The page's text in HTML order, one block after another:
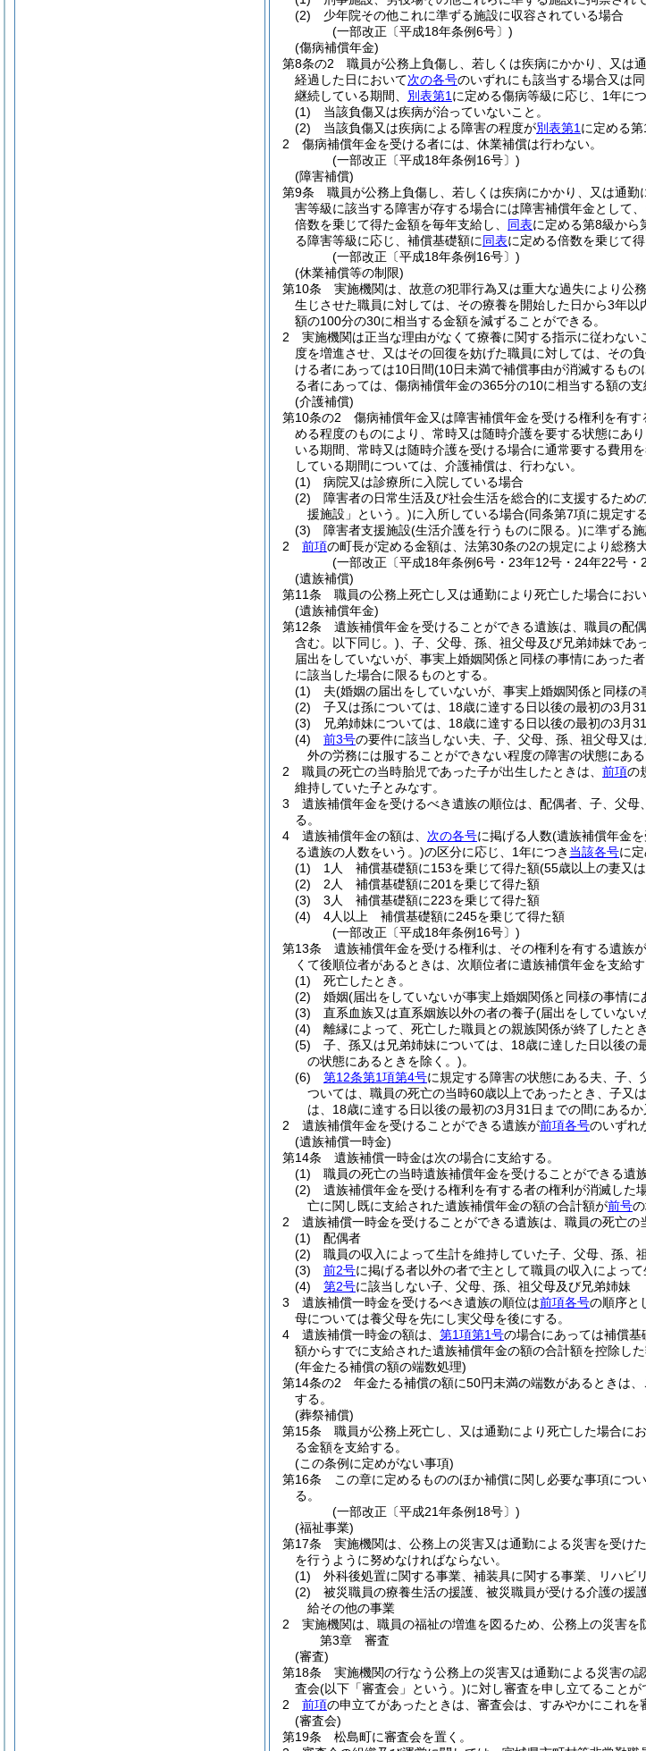
(2)
少年院その他これに準ずる施設に収容されている場合
(一部改正〔平成18年条例6号〕)
(傷病補償年金)
第8条の2
職員が公務上負傷し、若しくは疾病にかかり、又は
経過した日において次の各号のいずれにも該当する場合又は
継続している期間、 別表第1 に定める傷病等級に応じ、1年に
(1)
当該負傷又は疾病が治っていないこと。
(2)
当該負傷又は疾病による障害の程度が別表第1 に定める
2
傷病補償年金を受ける者には、休業補償は行わない。
(一部改正〔平成18年条例16号〕)
(障害補償)
第9条
職員が公務上負傷し、若しくは疾病にかかり、又は通
害等級に該当する障害が存する場合には障害補償年金として、
倍数を乗じて得た金額を毎年支給し、 同表に定める第8級から
る障害等級に応じ、補償基礎額に同表に定める倍数を乗じて
(一部改正〔平成18年条例16号〕)
(休業補償等の制限)
第10条
実施機関は、故意の犯罪行為又は重大な過失により公
生じさせた職員に対しては、その療養を開始した日から3年
額の100分の30に相当する金額を減ずることができる。
2
実施機関は正当な理由がなくて療養に関する指示に従わな
度を増進させ、又はその回復を妨げた職員に対しては、その
ける者にあっては10日間(10日未満で補償事由が消滅するも
る者にあっては、傷病補償年金の365分の10に相当する額の支
(介護補償)
第10条の2
傷病補償年金又は障害補償年金を受ける権利を有
める程度のものにより、常時又は随時介護を要する状態にあ
いる期間、常時又は随時介護を受ける場合に通常要する費用
している期間については、介護補償は、行わない。
(1)
病院又は診療所に入院している場合
(2)
障害者の日常生活及び社会生活を総合的に支援するため
援施設」という。)に入所している場合(同条第7項に規定す
(3)
障害者支援施設(生活介護を行うものに限る。)に準ずる
2
前項の町長が定める金額は、法第30条の2の規定により総務
(一部改正〔平成18年条例6号・23年12号・24年22号・
(遺族補償)
第11条
職員の公務上死亡し又は通勤により死亡した場合にお
(遺族補償年金)
第12条
遺族補償年金を受けることができる遺族は、職員の配
含む。以下同じ。) 、子、父母、孫、祖父母及び兄弟姉妹で
届出をしていないが、事実上婚姻関係と同様の事情にあった者
に該当した場合に限るものとする。
(1)
夫(婚姻の届出をしていないが、事実上婚姻関係と同様
(2)
子又は孫については、18歳に達する日以後の最初の3月
(3)
兄弟姉妹については、18歳に達する日以後の最初の3月
(4)
前3号の要件に該当しない夫、子、父母、孫、祖父母又は
外の労務には服することができない程度の障害の状態にある
2
職員の死亡の当時胎児であった子が出生したときは、 前項の
維持していた子とみなす。
3
遺族補償年金を受けるべき遺族の順位は、配偶者、子、父
る。
4
遺族補償年金の額は、 次の各号に掲げる人数(遺族補償年金
る遺族の人数をいう。)の区分に応じ、1年につき 当該各号に定
(1)
1人 補償基礎額に153を乗じて得た額(55歳以上の妻又は
(2)
2人 補償基礎額に201を乗じて得た額
(3)
3人 補償基礎額に223を乗じて得た額
(4)
4人以上 補償基礎額に245を乗じて得た額
(一部改正〔平成18年条例16号〕)
第13条
遺族補償年金を受ける権利は、その権利を有する遺族が
くて後順位者があるときは、次順位者に遺族補償年金を支給す
(1)
死亡したとき。
(2)
婚姻(届出をしていないが事実上婚姻関係と同様の事情に
(3)
直系血族又は直系姻族以外の者の養子(届出をしていない
(4)
離縁によって、死亡した職員との親族関係が終了したとき
(5)
子、孫又は兄弟姉妹については、18歳に達した日以後の
の状態にあるときを除く。)。
(6)
第12条第1項第4号に規定する障害の状態にある夫、子
ついては、職員の死亡の当時60歳以上であったとき、子又
は、18歳に達する日以後の最初の3月31日までの間にある
2
遺族補償年金を受けることができる遺族が前項各号のいずれ
(遺族補償一時金)
第14条
遺族補償一時金は次の場合に支給する。
(1)
職員の死亡の当時遺族補償年金を受けることができる遺
(2)
遺族補償年金を受ける権利を有する者の権利が消滅した
亡に関し既に支給された遺族補償年金の額の合計額が前号
2
遺族補償一時金を受けることができる遺族は、職員の死亡の
(1)
配偶者
(2)
職員の収入によって生計を維持していた子、父母、孫、
(3)
前2号に掲げる者以外の者で主として職員の収入によっ
(4)
第2号に該当しない子、父母、孫、祖父母及び兄弟姉妹
3
遺族補償一時金を受けるべき遺族の順位は前項各号の順序と
母については養父母を先にし実父母を後にする。
4
遺族補償一時金の額は、 第1項第1号の場合にあっては補償基
額からすでに支給された遺族補償年金の額の合計額を控除した
(年金たる補償の額の端数処理)
第14条の2
年金たる補償の額に50円未満の端数があるときは
する。
(葬祭補償)
第15条
職員が公務上死亡し、又は通勤により死亡した場合に
る金額を支給する。
(この条例に定めがない事項)
第16条
この章に定めるもののほか補償に関し必要な事項につ
る。
(一部改正〔平成21年条例18号〕)
(福祉事業)
第17条
実施機関は、公務上の災害又は通勤による災害を受け
を行うように努めなければならない。
(1)
外科後処置に関する事業、補装具に関する事業、リハビ
(2)
被災職員の療養生活の援護、被災職員が受ける介護の援
給その他の事業
2
実施機関は、職員の福祉の増進を図るため、公務上の災害
第3章
審査
(審査)
第18条
実施機関の行なう公務上の災害又は通勤による災害の
査会(以下「審査会」という。)に対し審査を申し立てることが
2
前項の申立てがあったときは、審査会は、すみやかにこれ
(審査会)
第19条
松島町に審査会を置く。